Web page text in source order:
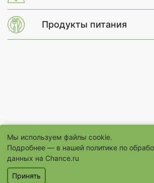
Продукты питания
Мы используем файлы cookie.
Подробнее — в нашей политике по
данных на Chance.ru
Принять